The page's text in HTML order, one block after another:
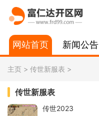
网站首页 新闻公告
主页 > 传世新服表 >
传世新服表
传世2023